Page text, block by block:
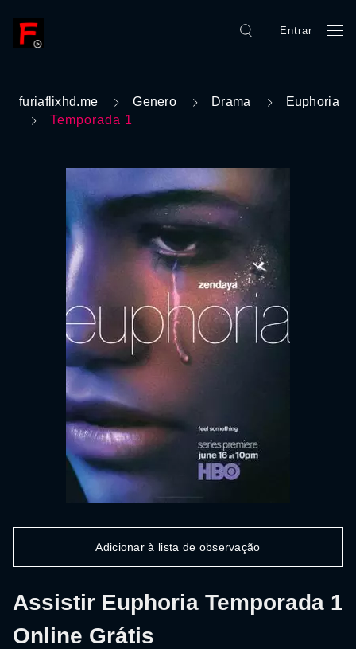
Entrar
furiaflixhd.me Genero Drama
Euphoria
Temporada 1
Assistir Euphoria Temporada 1
Online Grátis
Adicionar à lista de observação